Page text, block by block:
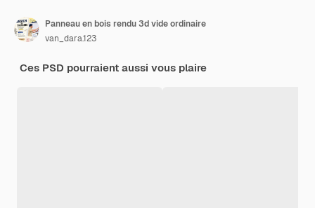
Panneau en bois rendu 3d vide ordinaire
van_dara.123
Ces PSD pourraient aussi vous plaire